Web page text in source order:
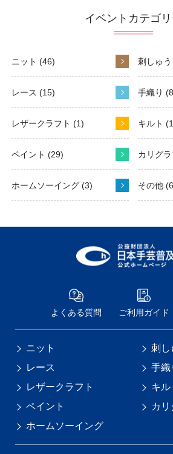
イベントカテゴ
ニット (46) 刺しゅ
レース (15) 手織り
レザークラフト (1) キルト
ペイント (29) カリグ
ホームソーイング (3) その他
よくある質問 ご利用ガイド
ニット
刺し
レース
手織
レザークラフト
キル
ペイント
カ
ホームソーイング